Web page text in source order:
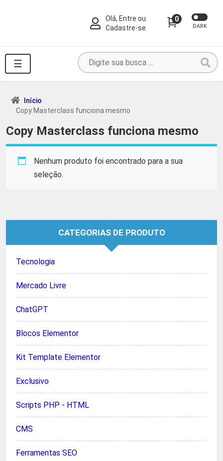
Olá, Entre ou
Cadastre-se
0
DARK
☰
Pesquise
por
produtos
...
Início
Copy Masterclass funciona mesmo
Copy Masterclass funciona mesmo
Nenhum produto foi encontrado para a sua
seleção.
CATEGORIAS DE PRODUTO
Tecnologia
Mercado Livre
ChatGPT
Blocos Elementor
Kit Template Elementor
Exclusivo
Scripts PHP - HTML
CMS
Ferramentas SEO